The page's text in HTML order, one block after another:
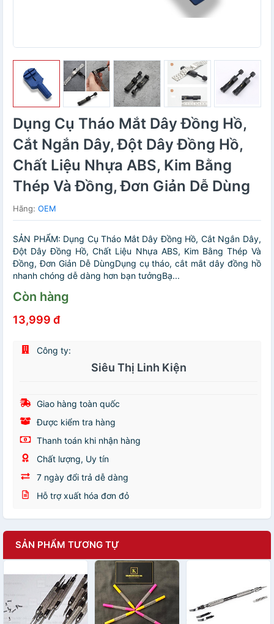
Dụng Cụ Tháo Mắt Dây Đồng Hồ,
Cắt Ngắn Dây, Đột Dây Đồng Hồ,
Chất Liệu Nhựa ABS, Kim Bằng
Thép Và Đồng, Đơn Giản Dễ Dùng
Hãng: OEM
SẢN PHẨM: Dụng Cụ Tháo Mắt Dây Đồng Hồ, Cắt Ngắn Dây,
Đột Dây Đồng Hồ, Chất Liệu Nhựa ABS, Kim Bằng Thép Và
Đồng, Đơn Giản Dễ DùngDụng cụ tháo, cắt mắt dây đồng hồ
nhanh chóng dễ dàng hơn bạn tưởngBạ...
Còn hàng
13,999 đ
Công ty:
Siêu Thị Linh Kiện
Giao hàng toàn quốc
Được kiểm tra hàng
Thanh toán khi nhận hàng
Chất lượng, Uy tín
7 ngày đổi trả dễ dàng
Hỗ trợ xuất hóa đơn đỏ
SẢN PHẨM TƯƠNG TỰ